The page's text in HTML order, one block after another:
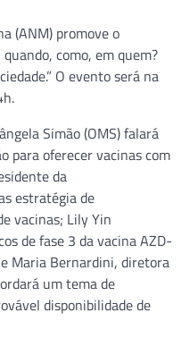
(ANM) promove o
como, em quem?
O evento será na
Simão (OMS) falará
para oferecer vacinas com
da
estratégia de
vacinas; Lily Yin
de fase 3 da vacina AZD-
Maria Bernardini, diretora
um tema de
disponibilidade de